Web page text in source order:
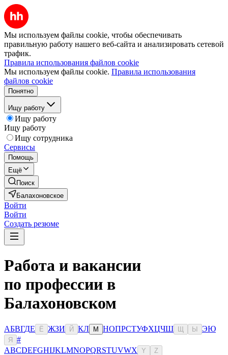
Мы используем файлы cookie, чтобы обеспечивать
правильную работу нашего веб-сайта и анализировать сетевой
трафик.
Правила использования файлов cookie
Мы используем файлы cookie. Правила использования
файлов cookie
Понятно
Ищу работу
Ищу работу
Ищу работу
Ищу сотрудника
Сервисы
Помощь
Ещё
Поиск
Балахоновское
Войти
Войти
Создать резюме
Работа и вакансии
по профессии в
Балахоновском
АБВГДЕ Ё ЖЗИ Й КЛ М НОПРСТУФХЦЧШ Ы ЭЮ
Я
#
ABCDEFGHIJKLMNOPQRSTUVWX Y Z